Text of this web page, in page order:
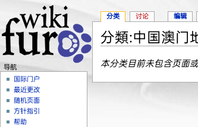
分類:中国澳门
本分类目前未包含页面或
分类 讨论 编辑
导航
国际门户
最近更改
随机页面
方针指引
帮助